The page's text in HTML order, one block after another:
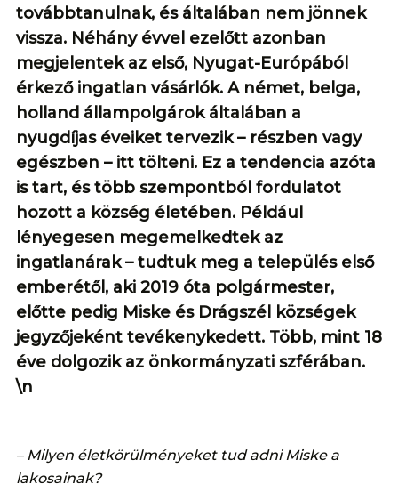
továbbtanulnak, és általában nem jönnek
vissza. Néhány évvel ezelőtt azonban
megjelentek az első, Nyugat-Európából
érkező ingatlan vásárlók. A német, belga,
holland állampolgárok általában a
nyugdíjas éveiket tervezik – részben vagy
egészben – itt tölteni. Ez a tendencia azóta
is tart, és több szempontból fordulatot
hozott a község életében. Például
lényegesen megemelkedtek az
ingatlanárak – tudtuk meg a település első
emberétől, aki 2019 óta polgármester,
előtte pedig Miske és Drágszél községek
jegyzőjeként tevékenykedett. Több, mint 18
éve dolgozik az önkormányzati szférában.
\n
– Milyen életkörülményeket tud adni Miske a
lakosainak?